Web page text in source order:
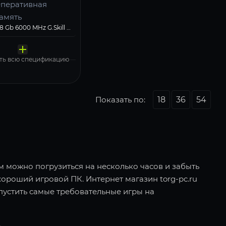
128 Gb 6000 MHz G.Skill FLARE X5 Black (F5-6000J3644D64GX2-FX5)
11 Pro, Free Trial
всю спецификацию
Показать по: 18 36 54
погрузиться на несколько часов и забыть
игровой ПК. Интернет магазин torg-pc.ru
самые требовательные игры на